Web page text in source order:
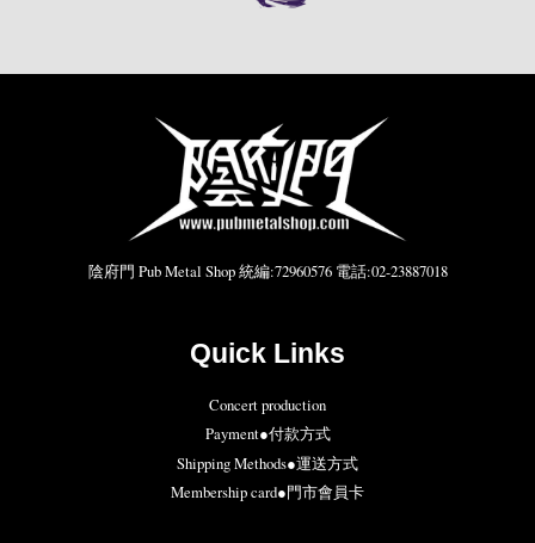
陰府門 Pub Metal Shop 統編:72960576 電話:02-23887018
Quick Links
Concert production
Payment●付款方式
Shipping Methods●運送方式
Membership card●門市會員卡